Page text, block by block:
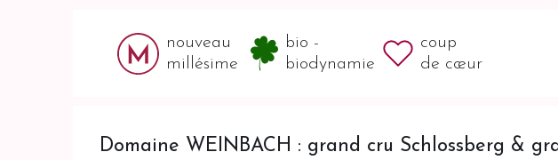
nouveau
millésime
bio -
biodynamie
coup
de cœur
Domaine WEINBACH : grand cru Schlossberg &